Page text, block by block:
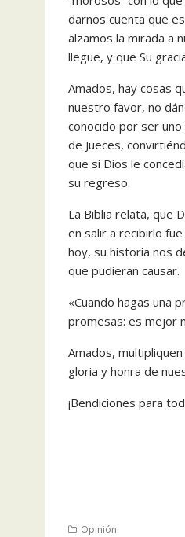
darnos cuenta que
alzamos la mirada a
llegue, y que Su
‎Amados, hay cosas
nuestro favor, no
conocido por ser
de Jueces,
que si Dios le
su regreso.
‎La Biblia relata, que
en salir a recibirlo
hoy, su historia nos
que pudieran causar.
‎«Cuando hagas una
promesas: es mejor
‎Amados,
gloria y honra de
‎¡Bendiciones para
Opinión